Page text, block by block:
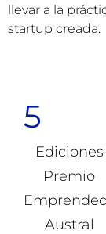
llevar a la
startup creada.
5
Ediciones
Premio
Austral